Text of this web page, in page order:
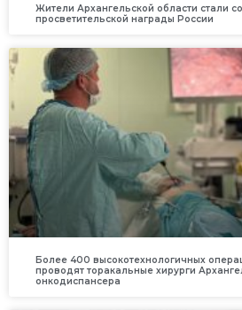
Жители Архангельской области стали
просветительской награды России
Более 400 высокотехнологичных
проводят торакальные хирурги
онкодиспансера